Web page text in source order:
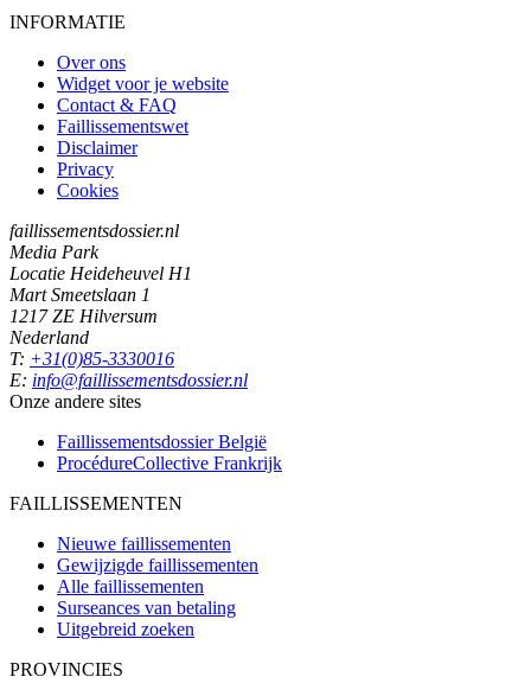
INFORMATIE
Over ons
Widget voor je website
Contact & FAQ
Faillissementswet
Disclaimer
Privacy
Cookies
faillissementsdossier.nl
Media Park
Locatie Heideheuvel H1
Mart Smeetslaan 1
1217 ZE Hilversum
Nederland
T: +31(0)85-3330016
E: info@faillissementsdossier.nl
Onze andere sites
Faillissementsdossier België
ProcédureCollective Frankrijk
FAILLISSEMENTEN
Nieuwe faillissementen
Gewijzigde faillissementen
Alle faillissementen
Surseances van betaling
Uitgebreid zoeken
PROVINCIES